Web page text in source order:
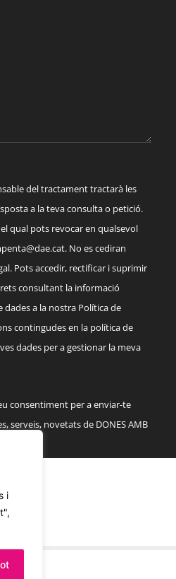
i
del tractament tractarà les
a la teva consulta o petició.
qual pots revocar en qualsevol
. No es cediran
Pots accedir, rectificar i suprimir
consultant la informació
a la nostra Política de
contingudes en la política de
dades per a gestionar la meva
consentiment per a enviar-te
serveis, novetats de DONES AMB